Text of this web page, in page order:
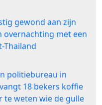
gewond aan zijn
overnachting met een
Thailand
politiebureau in
18 bekers koffie
te weten wie de gulle